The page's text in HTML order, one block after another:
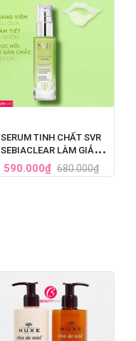
SERUM TINH CHẤT SVR
SEBIACLEAR LÀM GIẢM
MỤN, MỜ NÁM, LÀM MỀM
MỊN DA 30ML
590.000₫ 680.000₫